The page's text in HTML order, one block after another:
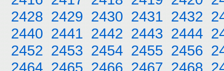
2428 2429 2430 2431 2432
2440 2441 2442 2443 2444
2452 2453 2454 2455 2456
2464 2465 2466 2467 2468